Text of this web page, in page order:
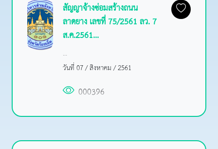
สัญญาจ้างซ่อมสร้างถนน
ลาดยาง เลขที่ 75/2561 ลว. 7
ส.ค.2561...
...
วันที่ 07 / สิงหาคม / 2561
000396